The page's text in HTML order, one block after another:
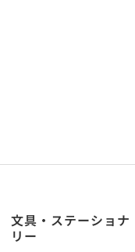
文具・ステーショナ
リー